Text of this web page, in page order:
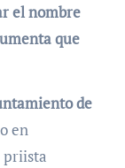
el nombre
que
de
en
priista